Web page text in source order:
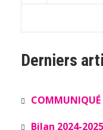
Derniers
COMMUNIQUÉ
Bilan 2024-